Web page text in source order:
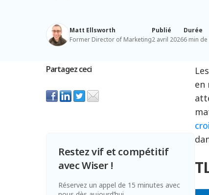
Matt Ellsworth
Former Director of Marketing
Publié
2 avril 2026
Durée
6 min
Partagez ceci
Restez vif et compétitif
avec Wiser !
Réservez un appel de 15 minutes avec
en